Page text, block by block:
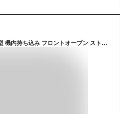
[Yuweijie] スーツケース 拡張型 機内持ち込み フロントオープン ストッパー付き キャリーケース sサイズ 2泊3日 軽量 大容量 多機能 トップポケット ファスナー パソコンケース キャリーバッグ USB カップホルダー付き 携帯スタンド 頑丈 TSAロック 360度回転ブレーキ機能 修学 トラベル 出張 38~45リットル シルバー